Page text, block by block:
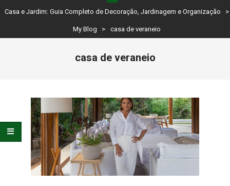
GUIA
COMPLETO
DECORAÇÃO,
ORGANIZAÇÃO
Casa e Jardim: Guia Completo de Decoração, Jardinagem e Organização >
My Blog > casa de veraneio
casa de veraneio